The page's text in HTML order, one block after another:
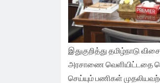
இதுகுறித்து தமிழ்நாடு
அரசாணை வெளியிட்டதை
செய்யும் பணிகள்